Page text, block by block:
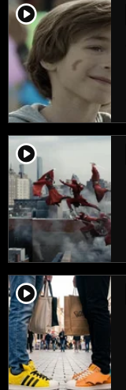
player2
player2
player2